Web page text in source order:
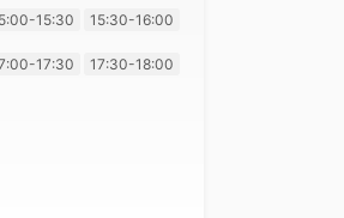
15:30 15:30-16:00
17:30 17:30-18:00